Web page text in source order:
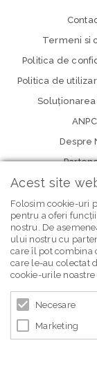
Termeni si
Politica de
Politica de
ANPC
Despre
Acest site
Folosim cookie-uri
pentru a oferi
nostru. De
ului nostru cu
care îl pot combina
care le-au colectat
cookie-urile
Necesare
Marketing